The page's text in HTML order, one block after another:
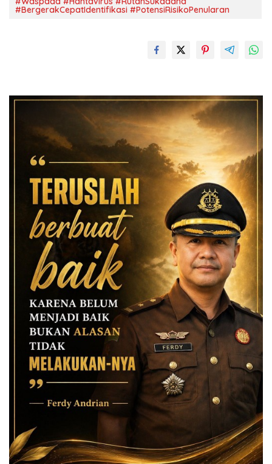
#BergerakCepatIdentifikasi #PotensiRisikoPenularan